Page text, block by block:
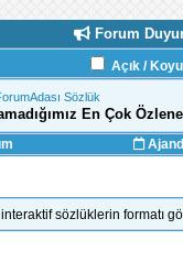
Forum
Açık /
Sözlük
En Çok
sözlüklerin formatı